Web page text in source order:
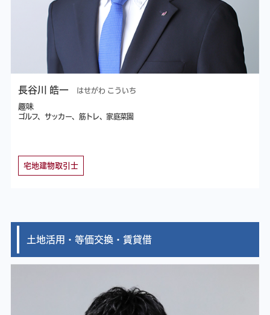
長谷川 皓一 はせがわ こういち
趣味
ゴルフ、サッカー、筋トレ、家庭菜園
宅地建物取引士
土地活用・等価交換・賃貸借